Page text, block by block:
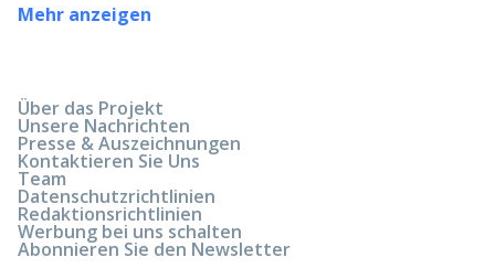
Mehr anzeigen
Über das Projekt
Unsere Nachrichten
Presse & Auszeichnungen
Kontaktieren Sie Uns
Team
Datenschutzrichtlinien
Redaktionsrichtlinien
Werbung bei uns schalten
Abonnieren Sie den Newsletter